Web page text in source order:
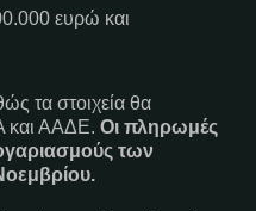
ευρώ και
τα στοιχεία θα
και ΑΑΔΕ. Οι πληρωμές
των